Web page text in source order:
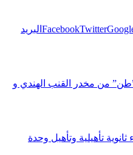
FacebookTwitter
البريد
من مخدر القنب الهندي و
تأهيلية وتأهيل وحدة